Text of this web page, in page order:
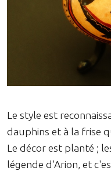
Le style est
dauphins et à la frise
Le décor est planté ;
légende d'Arion, et